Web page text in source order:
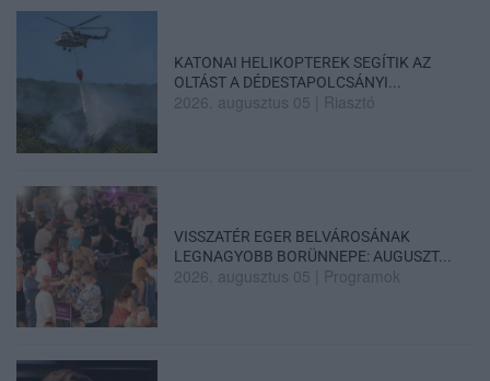
KATONAI HELIKOPTEREK SEGÍTIK AZ
OLTÁST A DÉDESTAPOLCSÁNYI...
2026. augusztus 05 Riasztó
VISSZATÉR EGER BELVÁROSÁNAK
LEGNAGYOBB BORÜNNEPE: AUGUSZT...
2026. augusztus 05 Programok